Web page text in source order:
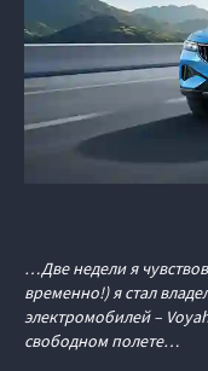
…Две недели я
временно!) я стал
электромобилей –
свободном полете…